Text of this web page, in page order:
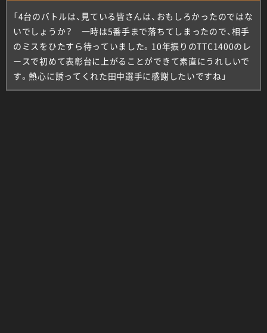
「4台のバトルは、見ている皆さんは、おもしろかったのではな
いでしょうか？ 一時は5番手まで落ちてしまったので、相手
のミスをひたすら待っていました。10年振りのTTC1400のレ
ースで初めて表彰台に上がることができて素直にうれしいで
す。熱心に誘ってくれた田中選手に感謝したいですね」